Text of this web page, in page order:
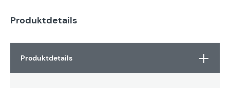
Produktdetails
Produktdetails